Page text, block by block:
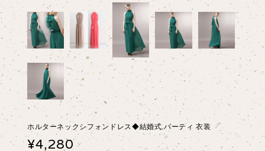
ホルターネックシフォンドレス◆結婚式 パーティ 衣装
¥4,280